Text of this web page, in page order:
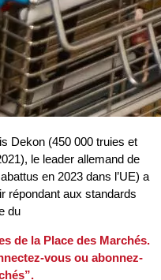
Dekon (450 000 truies et
le leader allemand de
en 2023 dans l’UE) a
répondant aux standards
du
de la Place des Marchés.
vous ou abonnez-